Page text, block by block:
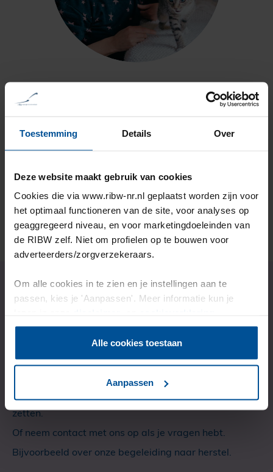
Toestemming Details Over
Deze website maakt gebruik van cookies
Cookies die via www.ribw-nr.nl geplaatst worden zijn voor
het optimaal functioneren van de site, voor analyses op
geaggregeerd niveau, en voor marketingdoeleinden van
de RIBW zelf. Niet om profielen op te bouwen voor
adverteerders/zorgverzekeraars.
Om alle cookies in te zien en je instellingen aan te
passen, kies je 'Aanpassen'. Meer informatie kun je
Alle cookies toestaan
Aanpassen
Ervaringsverhalen
Lilian over stemmen horen en
Lees het verhaal
Wil jij ook onze
ondersteuning?
zetten.
Of neem contact met ons op als je vragen hebt.
Bijvoorbeeld over onze begeleiding naar herstel.